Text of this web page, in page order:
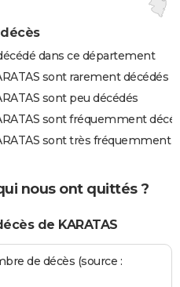
décès
dans ce département
sont rarement décédés
sont peu décédés
sont fréquemment
sont très fréquemment
nous ont quittés ?
de KARATAS
de décès (source :